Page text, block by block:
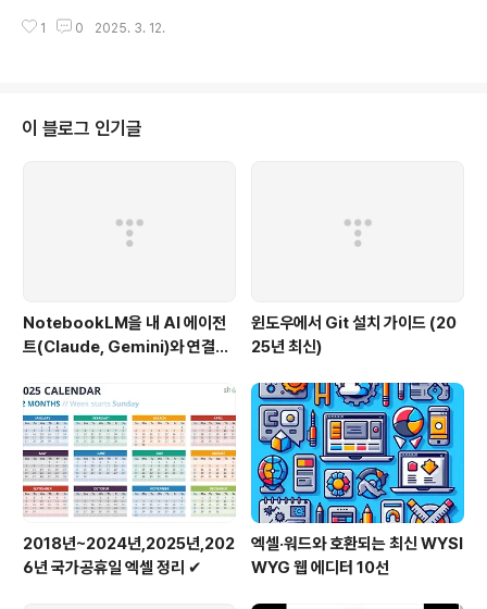
및 테스트개발 환경 및 요구 사항먼저, 아래와 같은 개발 환
de Style and Structure - Write concise, idiomat
ogramming patterns as appropriate. - Prefer LI
NQ and lambda expression..
1 0 2025. 3. 12.
이 블로그 인기글
NotebookLM을 내 AI 에이전
트(Claude, Gemini)와 연결하
윈도우에서 Git 설치 가이드 (20
25년 최신)
2018년~2024년,2025년,202
6년 국가공휴일 엑셀 정리 ✔
엑셀·워드와 호환되는 최신 WYSI
WYG 웹 에디터 10선